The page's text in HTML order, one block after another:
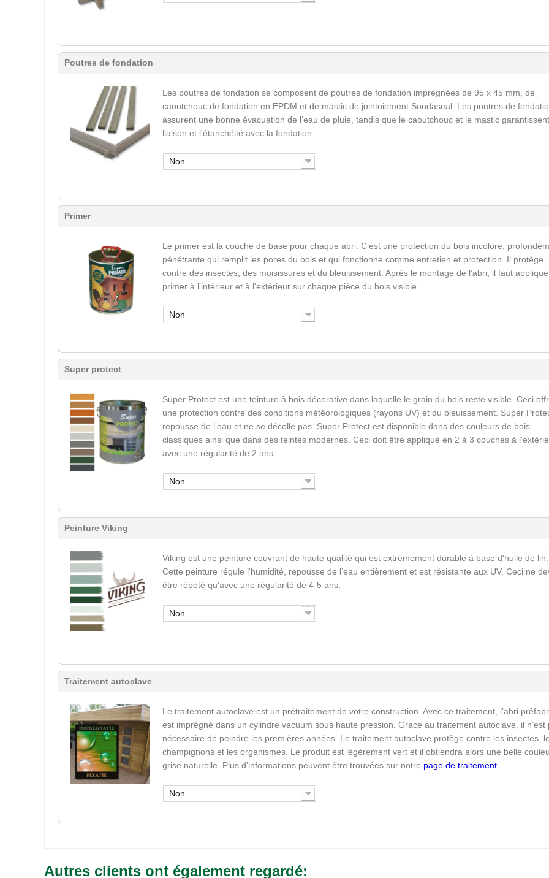
Poutres de fondation
Les poutres de fondation se composent de poutres de fondation imprégnées de 95 x 45 mm, de
caoutchouc de fondation en EPDM et de mastic de jointoiement Soudaseal. Les poutres de
assurent une bonne évacuation de l’eau de pluie, tandis que le caoutchouc et le mastic
liaison et l’étanchéité avec la fondation.
Non
Primer
Le primer est la couche de base pour chaque abri. C’est une protection du bois incolore,
pénétrante qui remplit les pores du bois et qui fonctionne comme entretien et protection. Il protège
contre des insectes, des moisissures et du bleuissement. Après le montage de l’abri, il faut
primer à l’intérieur et à l’extérieur sur chaque pièce du bois visible.
Non
Super protect
Super Protect est une teinture à bois décorative dans laquelle le grain du bois reste visible. Ceci
une protection contre des conditions météorologiques (rayons UV) et du bleuissement. Super
repousse de l’eau et ne se décolle pas. Super Protect est disponible dans des couleurs de bois
classiques ainsi que dans des teintes modernes. Ceci doit être appliqué en 2 à 3 couches à
avec une régularité de 2 ans.
Non
Peinture Viking
Viking est une peinture couvrant de haute qualité qui est extrêmement durable à base d'huile de lin.
Cette peinture régule l'humidité, repousse de l’eau entièrement et est résistante aux UV. Ceci ne
être répété qu'avec une régularité de 4-5 ans.
Non
Traitement autoclave
Le traitement autoclave est un prétraitement de votre construction. Avec ce traitement, l’abri
est imprégné dans un cylindre vacuum sous haute pression. Grace au traitement autoclave, il n’est
nécessaire de peindre les premières années. Le traitement autoclave protège contre les insectes,
champignons et les organismes. Le produit est légèrement vert et il obtiendra alors une belle
grise naturelle. Plus d’informations peuvent être trouvées sur notre page de traitement
Non
Autres clients ont également regardé: